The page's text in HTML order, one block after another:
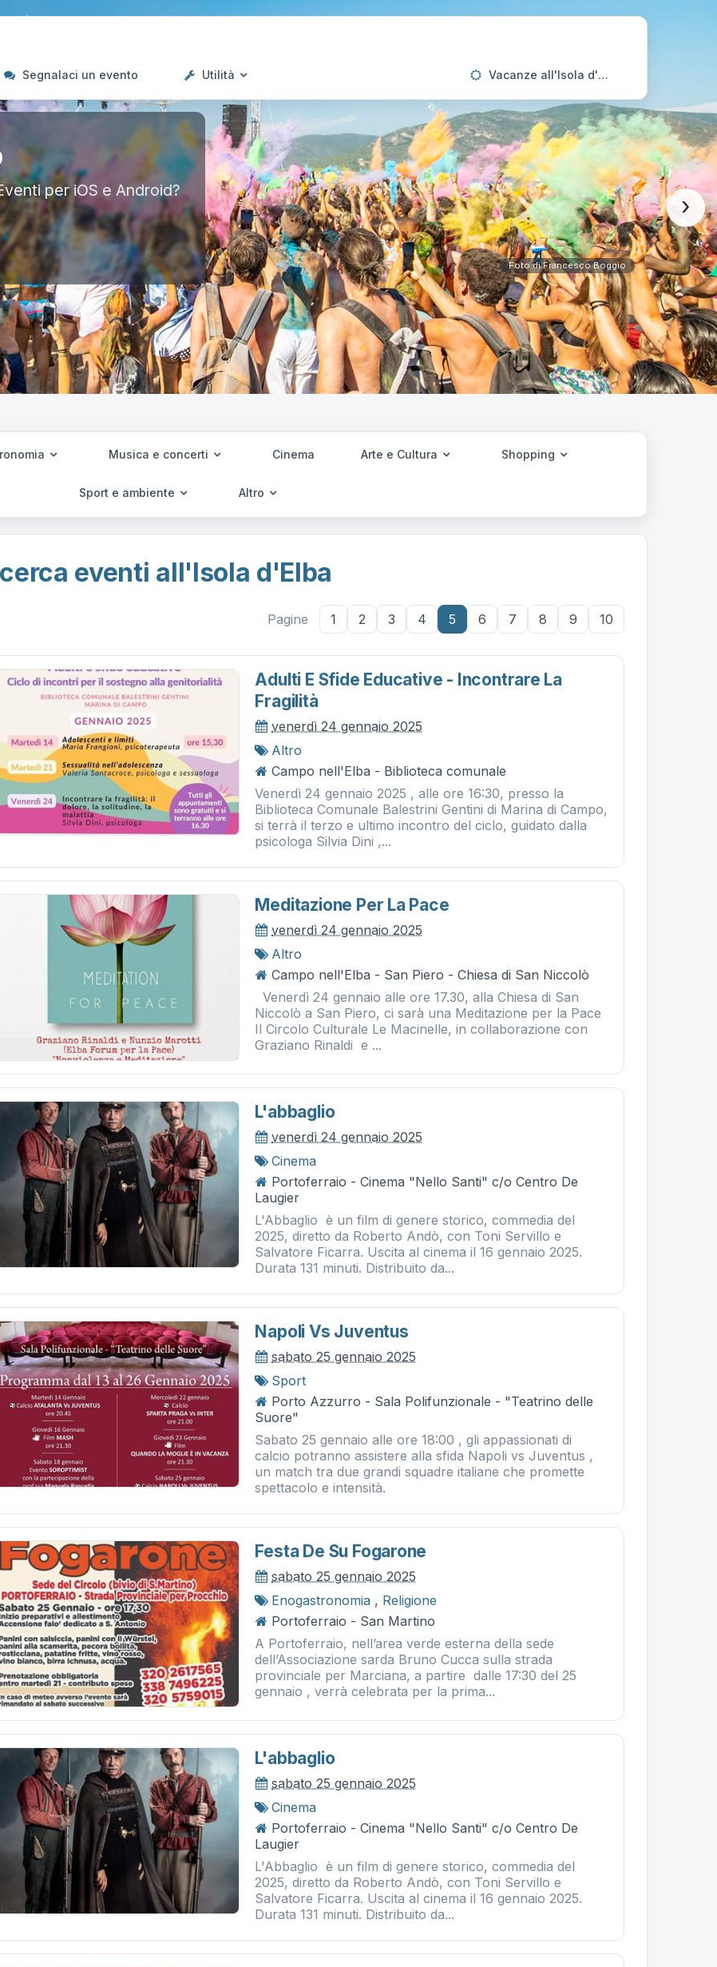
Segnalaci un evento Utilità Vacanze all'Isola d'Elba
per iOS e Android?
Foto di Francesco Boggio
›
Musica e concerti Cinema Arte e Cultura Shopping
Sport e ambiente Altro
eventi all'Isola d'Elba
Pagine 1 2 3 4 5 6 7 8 9 10
Adulti E Sfide Educative - Incontrare La
Fragilità
venerdì 24 gennaio 2025
Altro
Campo nell'Elba - Biblioteca comunale
Venerdì 24 gennaio 2025 , alle ore 16:30, presso la
Biblioteca Comunale Balestrini Gentini di Marina di Campo,
si terrà il terzo e ultimo incontro del ciclo, guidato dalla
psicologa Silvia Dini ,...
Meditazione Per La Pace
venerdì 24 gennaio 2025
Altro
Campo nell'Elba - San Piero - Chiesa di San Niccolò
Venerdì 24 gennaio alle ore 17.30, alla Chiesa di San
Niccolò a San Piero, ci sarà una Meditazione per la Pace
Il Circolo Culturale Le Macinelle, in collaborazione con
Graziano Rinaldi e ...
L'abbaglio
venerdì 24 gennaio 2025
Cinema
Portoferraio - Cinema "Nello Santi" c/o Centro De
Laugier
L'Abbaglio è un film di genere storico, commedia del
2025, diretto da Roberto Andò, con Toni Servillo e
Salvatore Ficarra. Uscita al cinema il 16 gennaio 2025.
Durata 131 minuti. Distribuito da...
Napoli Vs Juventus
sabato 25 gennaio 2025
Sport
Porto Azzurro - Sala Polifunzionale - "Teatrino delle
Suore"
Sabato 25 gennaio alle ore 18:00 , gli appassionati di
calcio potranno assistere alla sfida Napoli vs Juventus ,
un match tra due grandi squadre italiane che promette
spettacolo e intensità.
Festa De Su Fogarone
sabato 25 gennaio 2025
Enogastronomia , Religione
Portoferraio - San Martino
A Portoferraio, nell’area verde esterna della sede
dell’Associazione sarda Bruno Cucca sulla strada
provinciale per Marciana, a partire dalle 17:30 del 25
gennaio , verrà celebrata per la prima...
L'abbaglio
sabato 25 gennaio 2025
Cinema
Portoferraio - Cinema "Nello Santi" c/o Centro De
Laugier
L'Abbaglio è un film di genere storico, commedia del
2025, diretto da Roberto Andò, con Toni Servillo e
Salvatore Ficarra. Uscita al cinema il 16 gennaio 2025.
Durata 131 minuti. Distribuito da...